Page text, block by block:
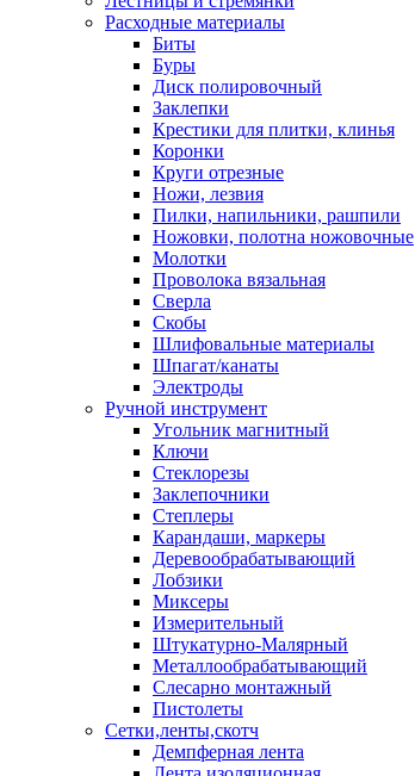
Расходные материалы
Биты
Буры
Диск полировочный
Заклепки
Крестики для плитки, клинья
Коронки
Круги отрезные
Ножи, лезвия
Пилки, напильники, рашпили
Ножовки, полотна ножовочные
Молотки
Проволока вязальная
Сверла
Скобы
Шлифовальные материалы
Шпагат/канаты
Электроды
Ручной инструмент
Угольник магнитный
Ключи
Стеклорезы
Заклепочники
Степлеры
Карандаши, маркеры
Деревообрабатывающий
Лобзики
Миксеры
Измерительный
Штукатурно-Малярный
Металлообрабатывающий
Слесарно монтажный
Пистолеты
Сетки,ленты,скотч
Демпферная лента